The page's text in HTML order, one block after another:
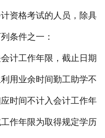
格考试的人员，除具
条件之一：
工作年限，截止日期
用业余时间勤工助学不
时间不计入会计工作年
作年限为取得规定学历